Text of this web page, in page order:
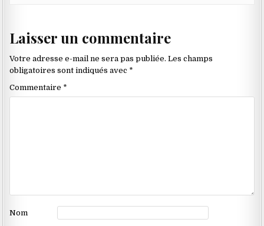
Laisser un commentaire
Votre adresse e-mail ne sera pas publiée. Les champs
obligatoires sont indiqués avec *
Commentaire *
Nom